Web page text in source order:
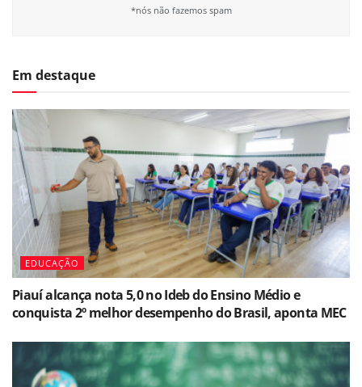
*nós não fazemos spam
Em destaque
EDUCAÇÃO
Piauí alcança nota 5,0 no Ideb do Ensino Médio e
conquista 2º melhor desempenho do Brasil, aponta MEC